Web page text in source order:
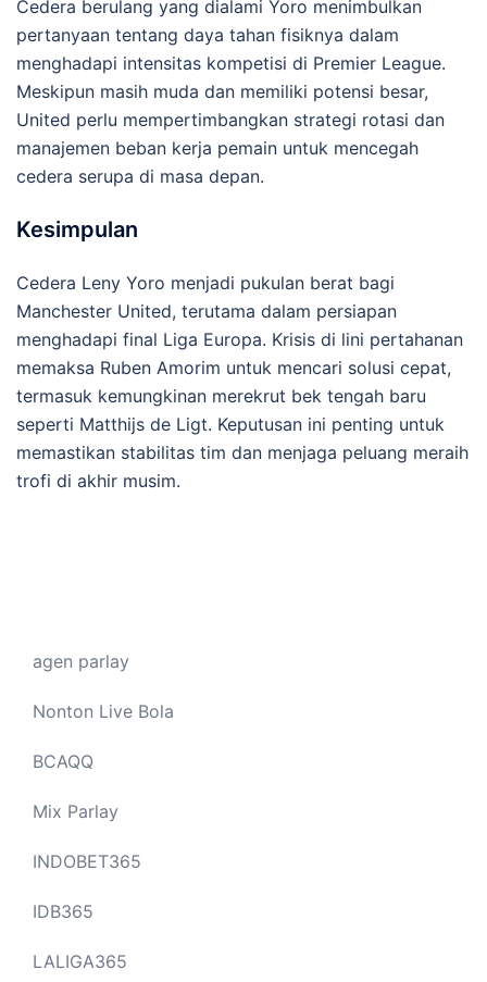
Cedera berulang yang dialami Yoro menimbulkan
pertanyaan tentang daya tahan fisiknya dalam
menghadapi intensitas kompetisi di Premier League.
Meskipun masih muda dan memiliki potensi besar,
United perlu mempertimbangkan strategi rotasi dan
manajemen beban kerja pemain untuk mencegah
cedera serupa di masa depan.
Kesimpulan
Cedera Leny Yoro menjadi pukulan berat bagi
Manchester United, terutama dalam persiapan
menghadapi final Liga Europa. Krisis di lini pertahanan
memaksa Ruben Amorim untuk mencari solusi cepat,
termasuk kemungkinan merekrut bek tengah baru
seperti Matthijs de Ligt. Keputusan ini penting untuk
memastikan stabilitas tim dan menjaga peluang meraih
trofi di akhir musim.
agen parlay
Nonton Live Bola
BCAQQ
Mix Parlay
INDOBET365
IDB365
LALIGA365